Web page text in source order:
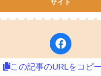
この記事のURLをコピ